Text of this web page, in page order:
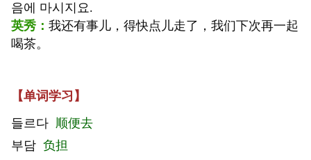
음에 마시지요.
英秀 ： 我还有事儿，得快点儿走了，我们下次再一起
喝茶。
【单词学习】
들르다 顺便去
부담 负担